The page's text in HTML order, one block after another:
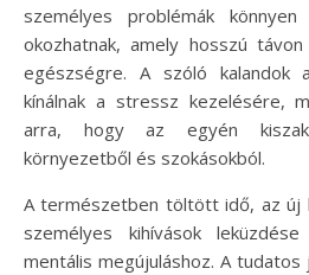
személyes problémák
okozhatnak, amely hosszú
egészségre. A szóló kalandok
kínálnak a stressz kezelésére,
arra, hogy az egyén
környezetből és szokásokból.
A természetben töltött idő, az új
személyes kihívások
mentális megújuláshoz. A